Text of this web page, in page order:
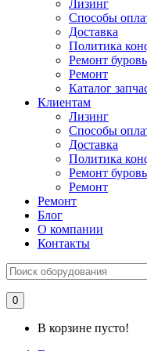
Лизинг
Способы
Доставка
Политика
Ремонт
Ремонт
Каталог
Клиентам
Лизинг
Способы
Доставка
Политика
Ремонт
Ремонт
Ремонт
Блог
О компании
Контакты
0
В корзине пусто!